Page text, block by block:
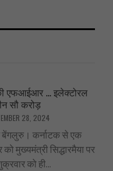
एफआईआर … इलेक्टोरल
सौ करोड़
28, 2024
बेंगलुरु। कर्नाटक से एक
मुख्यमंत्री सिद्धारमैया पर
को ही...